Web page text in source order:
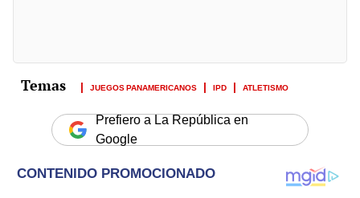
JUEGOS PANAMERICANOS IPD ATLETISMO
Prefiero a La República en
Google